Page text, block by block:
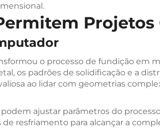
Projetos
o processo de fundição em
os padrões de solidificação e a
ao lidar com geometrias
ajustar parâmetros do
resfriamento para alcançar a